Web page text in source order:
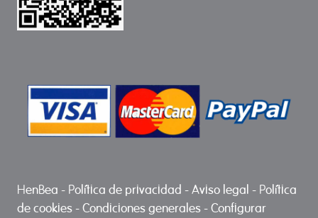
HenBea - Política de privacidad -Aviso legal - Política
de cookies -Condiciones generales -Configurar